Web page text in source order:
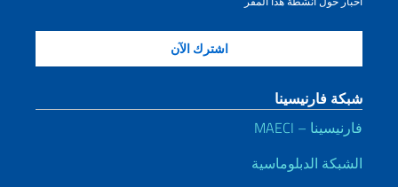
شبكة فارنيسينا
فارنيسينا – MAECI
الشبكة الدبلوماسية